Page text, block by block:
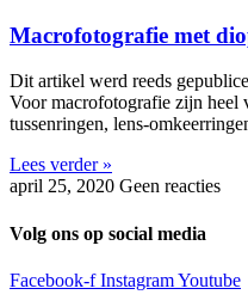
Macrofotografie met
Dit artikel werd reeds
Voor macrofotografie zijn heel
tussenringen, lens-
Lees verder »
april 25, 2020 Geen reacties
Volg ons op social media
Facebook-f InstagramYoutube